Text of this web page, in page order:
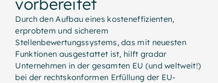
Durch den Aufbau eines kosteneffizienten,
erprobtem und sicherem
Stellenbewertungssystems, das mit neuesten
Funktionen ausgestattet ist, hilft gradar
Unternehmen in der gesamten EU (und weltweit!)
bei der rechtskonformen Erfüllung der EU-